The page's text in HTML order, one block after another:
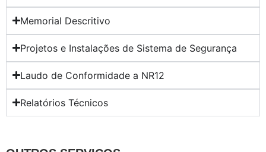
Memorial Descritivo
Projetos e Instalações de Sistema de Segurança
Laudo de Conformidade a NR12
Relatórios Técnicos